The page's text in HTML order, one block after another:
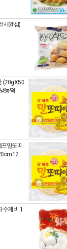
새알심)
(20gX50
동떡
밀또띠
수제비 1